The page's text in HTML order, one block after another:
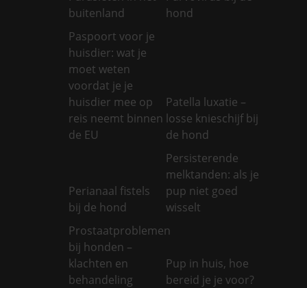
buitenland
hond
Paspoort voor je
huisdier: wat je
moet weten
voordat je je
huisdier mee op
reis neemt binnen
de EU
Patella luxatie –
losse knieschijf bij
de hond
Perianaal fistels
bij de hond
Persisterende
melktanden: als je
pup niet goed
wisselt
Prostaatproblemen
bij honden –
klachten en
behandeling
Pup in huis, hoe
bereid je je voor?